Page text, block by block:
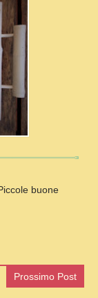
buone
Prossimo Post